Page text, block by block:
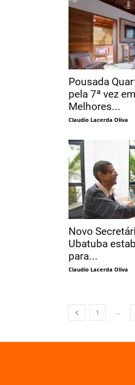
Pousada
pela 7ª vez
Melhores...
Claudio Lacerda Oliva
Novo
Ubatuba
para...
Claudio Lacerda Oliva
1 ...